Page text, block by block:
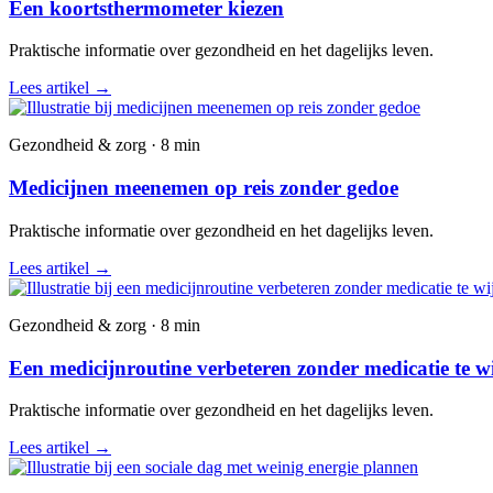
Een koortsthermometer kiezen
Praktische informatie over gezondheid en het dagelijks leven.
Lees artikel →
Gezondheid & zorg · 8 min
Medicijnen meenemen op reis zonder gedoe
Praktische informatie over gezondheid en het dagelijks leven.
Lees artikel →
Gezondheid & zorg · 8 min
Een medicijnroutine verbeteren zonder medicatie te
Praktische informatie over gezondheid en het dagelijks leven.
Lees artikel →